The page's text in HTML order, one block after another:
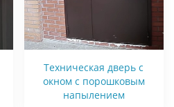
Техническая дверь с
окном с порошковым
напылением